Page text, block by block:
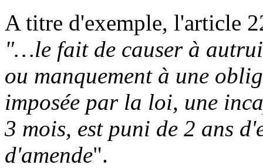
A titre d'exemple, l'article
"…le fait de causer à
ou manquement à une
imposée par la loi, une
3 mois, est puni de 2 ans
d'amende".